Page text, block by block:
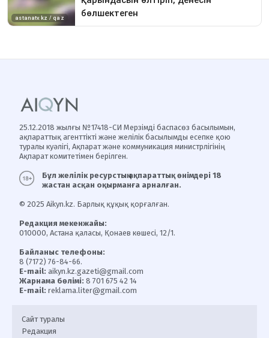
25.12.2018 жылғы №17418-СИ Мерзімді баспасөз басылымын,
ақпараттық агенттікті және желілік басылымды есепке қою
туралы куәлігі, Ақпарат және коммуникация министрлігінің
Ақпарат комитетімен берілген.
Бұл желілік ресурстың ақпараттық өнімдері 18
жастан асқан оқырманға арналған.
© 2025 Aikyn.kz. Барлық құқық қорғалған.
Редакция мекенжайы:
010000, Астана қаласы, Қонаев көшесі, 12/1.
Байланыс телефоны:
8 (7172) 76-84-66.
E-mail: aikyn.kz.gazeti@gmail.com
Жарнама бөлімі: 8 701 675 42 14
E-mail: reklama.liter@gmail.com
Сайт туралы
Редакция